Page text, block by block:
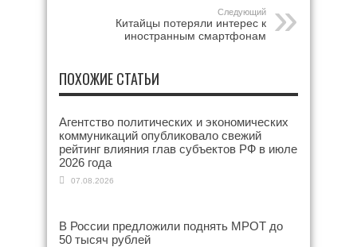
Следующий
Китайцы потеряли интерес к
иностранным смартфонам
ПОХОЖИЕ СТАТЬИ
Агентство политических и экономических
коммуникаций опубликовало свежий
рейтинг влияния глав субъектов РФ в июле
2026 года
07.08.2026
В России предложили поднять МРОТ до
50 тысяч рублей